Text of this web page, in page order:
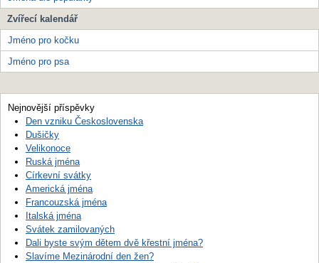
Zvířecí kalendář
Jméno pro kočku
Jméno pro psa
Nejnovější příspěvky
Den vzniku Československa
Dušičky
Velikonoce
Ruská jména
Církevní svátky
Americká jména
Francouzská jména
Italská jména
Svátek zamilovaných
Dali byste svým dětem dvě křestní jména?
Slavíme Mezinárodní den žen?